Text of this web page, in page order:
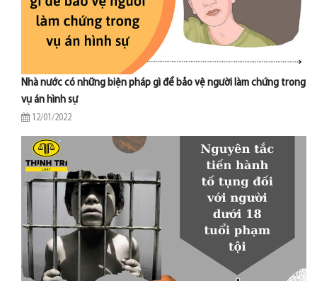
Nhà nước có những biện pháp gì để bảo vệ người làm chứng trong
vụ án hình sự
12/01/2022